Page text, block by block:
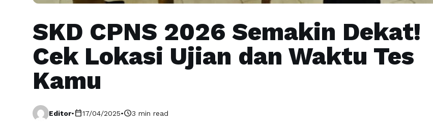
SKD CPNS 2026 Semakin Dekat!
Cek Lokasi Ujian dan Waktu Tes
Kamu
Editor•calendar_today17/04/2025•schedule3 min read